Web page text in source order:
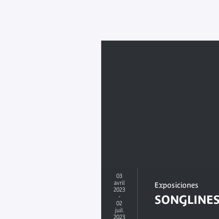
03
avril
2023
-
02
juil.
2023
Exposiciones